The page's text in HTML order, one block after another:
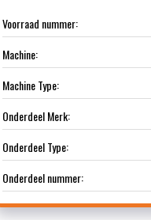
Voorraad nummer:
Machine:
Machine Type:
Onderdeel Merk:
Onderdeel Type:
Onderdeel nummer: